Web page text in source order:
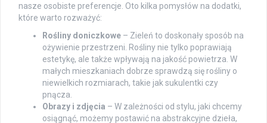
nasze osobiste preferencje. Oto kilka pomysłów na dodatki,
które warto rozważyć:
Rośliny doniczkowe – Zieleń to doskonały sposób na
ożywienie przestrzeni. Rośliny nie tylko poprawiają
estetykę, ale także wpływają na jakość powietrza. W
małych mieszkaniach dobrze sprawdzą się rośliny o
niewielkich rozmiarach, takie jak sukulentki czy
pnącza.
Obrazy i zdjęcia – W zależności od stylu, jaki chcemy
osiągnąć, możemy postawić na abstrakcyjne dzieła,